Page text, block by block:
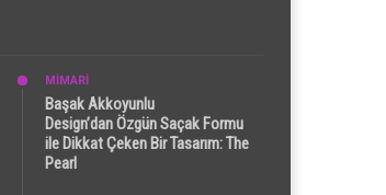
MİMARİ
Başak Akkoyunlu
Design’dan Özgün Saçak Formu
ile Dikkat Çeken Bir Tasarım: The
Pearl